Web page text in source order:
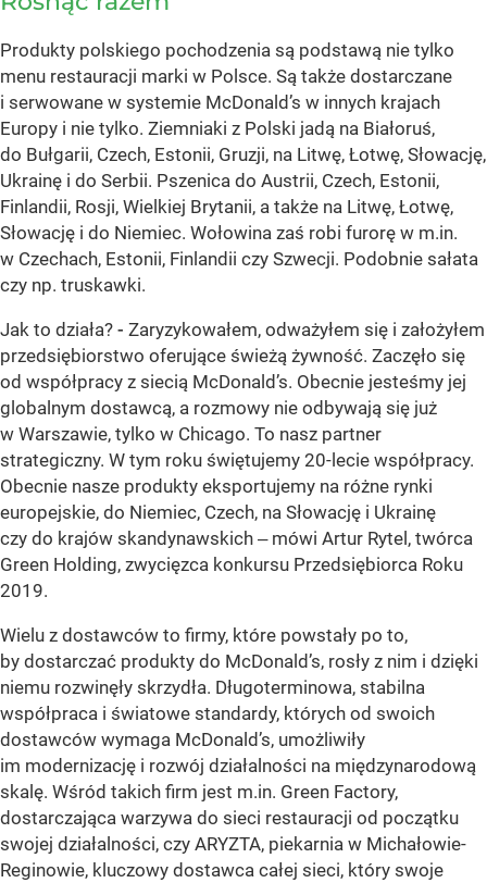
Produkty polskiego pochodzenia są podstawą nie tylko
menu restauracji marki w Polsce. Są także dostarczane
i serwowane w systemie McDonald’s w innych krajach
Europy i nie tylko. Ziemniaki z Polski jadą na Białoruś,
do Bułgarii, Czech, Estonii, Gruzji, na Litwę, Łotwę, Słowację,
Ukrainę i do Serbii. Pszenica do Austrii, Czech, Estonii,
Finlandii, Rosji, Wielkiej Brytanii, a także na Litwę, Łotwę,
Słowację i do Niemiec. Wołowina zaś robi furorę w m.in.
w Czechach, Estonii, Finlandii czy Szwecji. Podobnie sałata
czy np. truskawki.
Jak to działa? - Zaryzykowałem, odważyłem się i założyłem
przedsiębiorstwo oferujące świeżą żywność. Zaczęło się
od współpracy z siecią McDonald’s. Obecnie jesteśmy jej
globalnym dostawcą, a rozmowy nie odbywają się już
w Warszawie, tylko w Chicago. To nasz partner
strategiczny. W tym roku świętujemy 20-lecie współpracy.
Obecnie nasze produkty eksportujemy na różne rynki
europejskie, do Niemiec, Czech, na Słowację i Ukrainę
czy do krajów skandynawskich ‒ mówi Artur Rytel, twórca
Green Holding, zwycięzca konkursu Przedsiębiorca Roku
2019.
Wielu z dostawców to firmy, które powstały po to,
by dostarczać produkty do McDonald’s, rosły z nim i dzięki
niemu rozwinęły skrzydła. Długoterminowa, stabilna
współpraca i światowe standardy, których od swoich
dostawców wymaga McDonald’s, umożliwiły
im modernizację i rozwój działalności na międzynarodową
skalę. Wśród takich firm jest m.in. Green Factory,
dostarczająca warzywa do sieci restauracji od początku
swojej działalności, czy ARYZTA, piekarnia w Michałowie-
Reginowie, kluczowy dostawca całej sieci, który swoje